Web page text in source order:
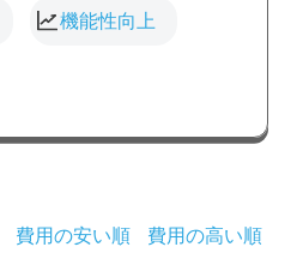
機能性向上
費用の安い順 費用の高い順